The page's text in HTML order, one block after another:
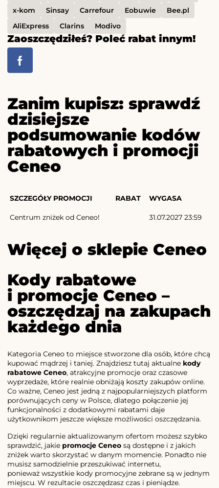
x-kom
Sinsay Carrefour Eobuwie
Bee.pl
AliExpress
Clarins Modivo
Zaoszczędziłeś? Poleć rabat innym!
Zanim kupisz: sprawdź
dzisiejsze
podsumowanie kodów
rabatowych i promocji
Ceneo
SZCZEGÓŁY PROMOCJI RABAT WYGASA
Centrum zniżek od Ceneo! 31.07.2027 23:59
Więcej o sklepie Ceneo
Kody rabatowe
i promocje Ceneo –
oszczędzaj na zakupach
każdego dnia
Kategoria Ceneo to miejsce stworzone dla osób, które chcą
kupować mądrzej i taniej. Znajdziesz tutaj aktualne kody
rabatowe Ceneo, atrakcyjne promocje oraz czasowe
wyprzedaże, które realnie obniżają koszty zakupów online.
Co ważne, Ceneo jest jedną z najpopularniejszych platform
porównujących ceny w Polsce, dlatego połączenie jej
funkcjonalności z dodatkowymi rabatami daje
użytkownikom jeszcze większe możliwości oszczędzania.
Dzięki regularnie aktualizowanym ofertom możesz szybko
sprawdzić, jakie promocje Ceneo są dostępne i z jakich
zniżek warto skorzystać w danym momencie. Ponadto nie
musisz samodzielnie przeszukiwać internetu,
ponieważ wszystkie kody promocyjne zebrane są w jednym
miejscu. W rezultacie oszczędzasz czas i pieniądze.